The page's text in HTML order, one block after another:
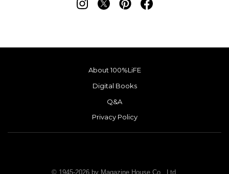
About 100%LiFE
Digital Books
Q&A
Privacy Policy
© 1945-2026 by Magazine House Co., Ltd.